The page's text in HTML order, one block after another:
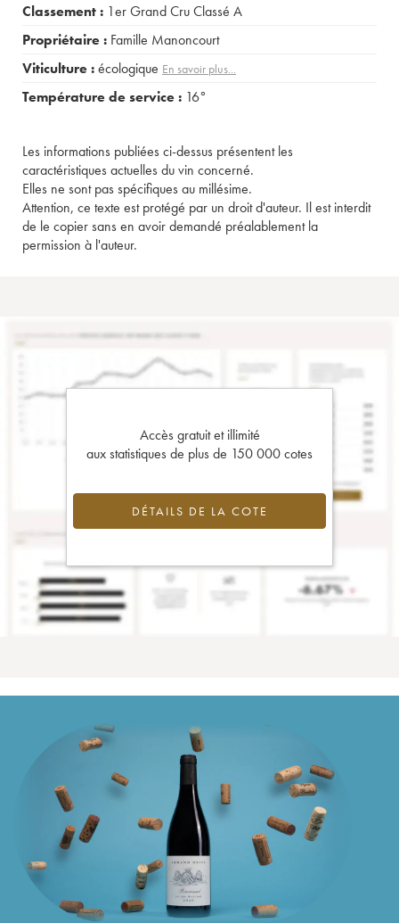
Classement : 1er Grand Cru Classé A
Propriétaire : Famille Manoncourt
Viticulture :écologique En savoir plus...
Température de service : 16°
Les informations publiées ci-dessus présentent les
caractéristiques actuelles du vin concerné.
Elles ne sont pas spécifiques au millésime.
Attention, ce texte est protégé par un droit d'auteur. Il est interdit
de le copier sans en avoir demandé préalablement la
permission à l'auteur.
Accès gratuit et illimité
aux statistiques de plus de 150 000 cotes
DÉTAILS DE LA COTE